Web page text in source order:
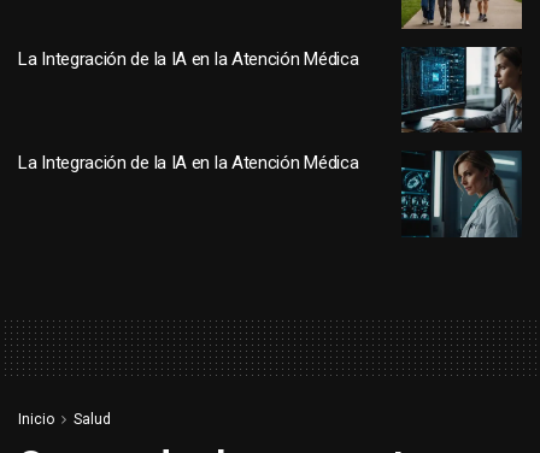
La Integración de la IA en la Atención Médica
La Integración de la IA en la Atención Médica
Inicio Salud